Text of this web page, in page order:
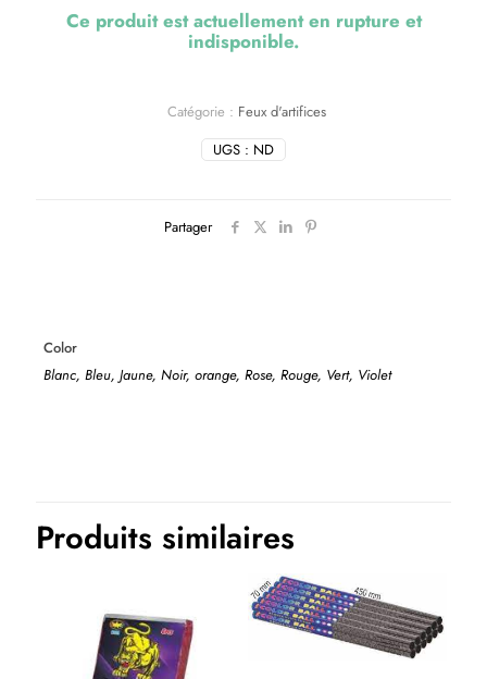
Ce produit est actuellement en rupture et
indisponible.
UGS : ND
Catégorie : Feux d'artifices
Partager
Color
Blanc, Bleu, Jaune, Noir, orange, Rose, Rouge, Vert, Violet
Produits similaires